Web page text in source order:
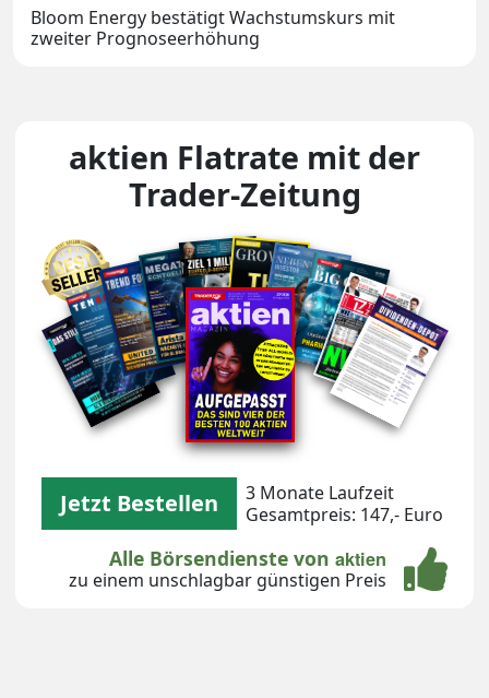
Bloom Energy bestätigt Wachstumskurs mit
zweiter Prognoseerhöhung
aktien Flatrate mit der
Trader-Zeitung
Unsere Magazin-Covers
Jetzt Bestellen
3 Monate Laufzeit
Gesamtpreis: 147,- Euro
Alle Börsendienste von aktien
zu einem unschlagbar günstigen Preis